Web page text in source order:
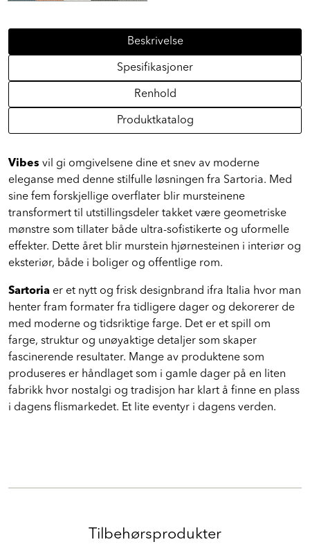
Beskrivelse
Spesifikasjoner
Renhold
Produktkatalog
Vibes vil gi omgivelsene dine et snev av moderne
eleganse med denne stilfulle løsningen fra Sartoria. Med
sine fem forskjellige overflater blir mursteinene
transformert til utstillingsdeler takket være geometriske
mønstre som tillater både ultra-sofistikerte og uformelle
effekter. Dette året blir murstein hjørnesteinen i interiør og
eksteriør, både i boliger og offentlige rom.
Sartoria er et nytt og frisk designbrand ifra Italia hvor man
henter fram formater fra tidligere dager og dekorerer de
med moderne og tidsriktige farge. Det er et spill om
farge, struktur og unøyaktige detaljer som skaper
fascinerende resultater. Mange av produktene som
produseres er håndlaget som i gamle dager på en liten
fabrikk hvor nostalgi og tradisjon har klart å finne en plass
i dagens flismarkedet. Et lite eventyr i dagens verden.
Tilbehørsprodukter